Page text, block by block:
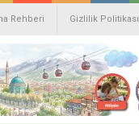
Rehberi Gizlilik Politikası